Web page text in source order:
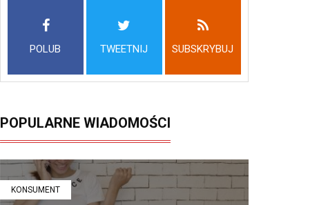
POLUB TWEETNIJ SUBSKRYBUJ
POPULARNE WIADOMOŚCI
KONSUMENT